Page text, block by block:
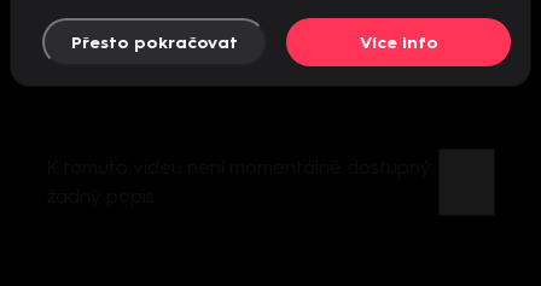
Přesto pokračovat Více info